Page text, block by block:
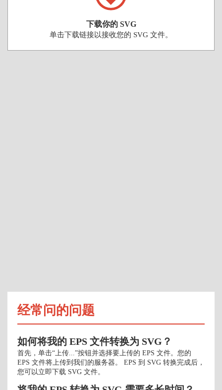
下载你的 SVG
单击下载链接以接收您的 SVG 文件。
经常问的问题
如何将我的 EPS 文件转换为 SVG？
首先，单击“上传...”按钮并选择要上传的 EPS 文件。您的
EPS 文件将上传到我们的服务器。 EPS 到 SVG 转换完成后，
您可以立即下载 SVG 文件。